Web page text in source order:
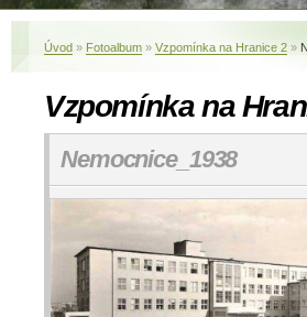
Úvod » Fotoalbum » Vzpomínka na Hranice 2 »
Vzpomínka na
Nemocnice_1938